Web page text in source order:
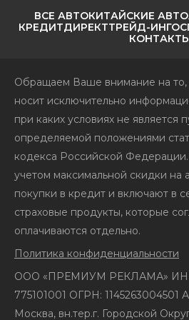
ВСЕ АВТОКИТАЙСКИЕ АВТО
КРЕДИТДИРЕКТТРЕЙД-ИН
Обращаем Ваше внимание на то,
носит исключительно
при каких условиях не является
определяемой положениями
кодекса Российской
учетом максимальной скидки на
покупки в кредит и включают в
страховые продукты, которые
оплачиваются отдельно.
Политика конфиденциальности
ООО «ПРЕМИУМ РЕКЛАМА»
775101001 ОГРН: 1145263004501
Москва, вн.тер.г. Городской